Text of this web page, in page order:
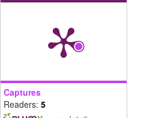
Captures
Readers: 5